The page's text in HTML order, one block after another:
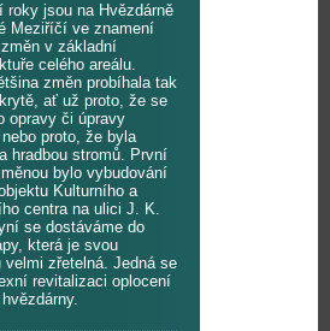
roky jsou na Hvězdárně
Meziříčí ve znamení
v základní
celého areálu.
změn probíhala tak
ať už proto, že se
opravy či úpravy
proto, že byla
hradbou stromů. První
bylo vybudování
Kulturního a
centra na ulici J. K.
se dostáváme do
která je svou
velmi zřetelná. Jedná se
revitalizaci oplocení